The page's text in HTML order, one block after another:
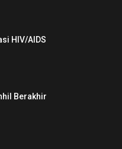
HIV/AIDS
Berakhir